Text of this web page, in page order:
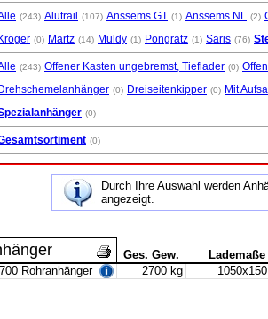
(243) Alutrail (107) Anssems GT (1) Anssems NL (2)
Kröger (0) Martz (14) Muldy (1) Pongratz (1) Saris (76)
(243) Offener Kasten ungebremst, Tieflader (0)
Drehschemelanhänger (0) Dreiseitenkipper (0) Mit
(0)
(0)
Durch Ihre Auswahl werden
angezeigt.
Ges. Gew.
Lademaße
Rohranhänger
2700 kg